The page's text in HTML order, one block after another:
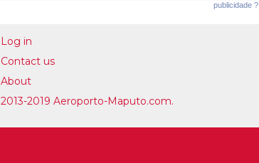
publicidade ?
Log in
Contact us
About
2013-2019 Aeroporto-Maputo.com.